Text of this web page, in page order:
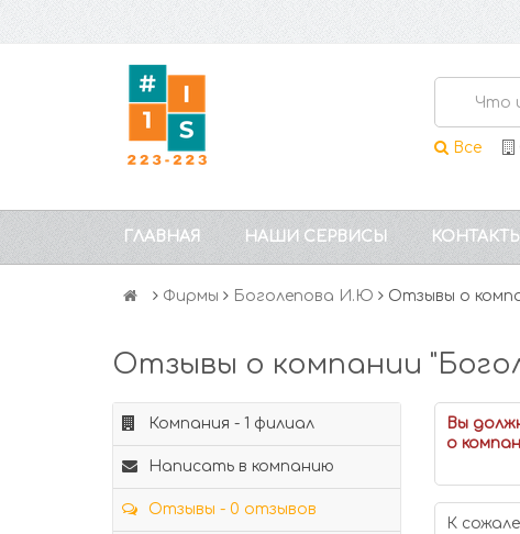
Все
ГЛАВНАЯ НАШИ СЕРВИСЫ КОНТАКТЫ
Фирмы Боголепова И.Ю Отзывы о
Отзывы о компании
Компания - 1 филиал
Написать в компанию
Отзывы - 0 отзывов
Вы
о
К